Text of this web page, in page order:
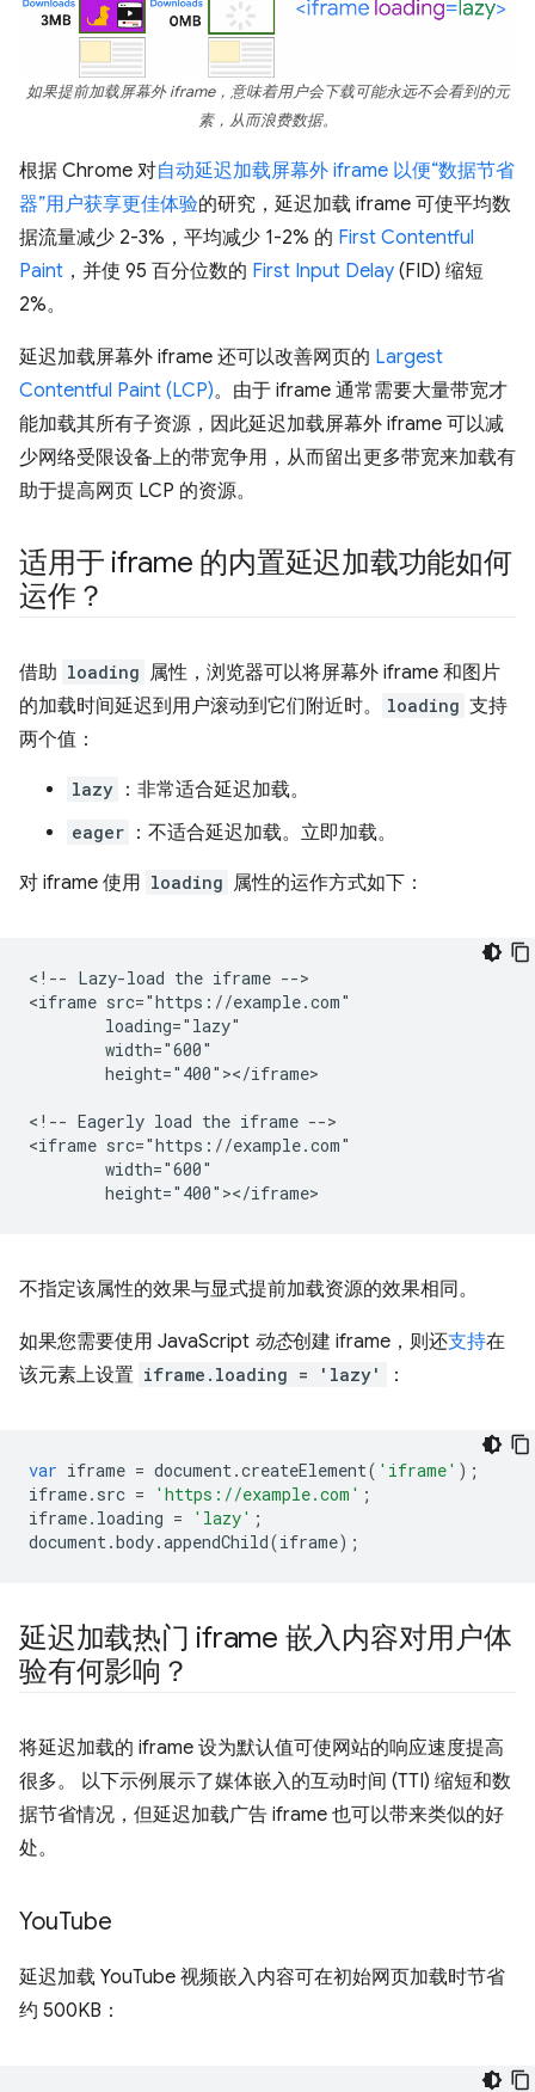
如果提前加载屏幕外 iframe，意味着用户会下载可能永远不会看到的元
素，从而浪费数据。
根据 Chrome 对自动延迟加载屏幕外 iframe 以便“数据节省
器”用户获享更佳体验的研究，延迟加载 iframe 可使平均数
据流量减少 2-3%，平均减少 1-2% 的 First Contentful
Paint ，并使 95 百分位数的 First Input Delay (FID) 缩短
2%。
延迟加载屏幕外 iframe 还可以改善网页的 Largest
Contentful Paint (LCP)。由于 iframe 通常需要大量带宽才
能加载其所有子资源，因此延迟加载屏幕外 iframe 可以减
少网络受限设备上的带宽争用，从而留出更多带宽来加载有
助于提高网页 LCP 的资源。
适用于 iframe 的内置延迟加载功能如何
运作？
借助 loading 属性，浏览器可以将屏幕外 iframe 和图片
的加载时间延迟到用户滚动到它们附近时。
loading 支持
两个值：
lazy ：非常适合延迟加载。
eager ：不适合延迟加载。立即加载。
对 iframe 使用 loading 属性的运作方式如下：
<!-- Lazy-load the iframe -->
<iframe src="https://example.com"
        loading="lazy"
        width="600"
        height="400"></iframe>
<!-- Eagerly load the iframe -->
<iframe src="https://example.com"
        width="600"
不指定该属性的效果与显式提前加载资源的效果相同。
如果您需要使用 JavaScript 动态创建 iframe，则还支持在
该元素上设置 iframe.loading = 'lazy' ：
var iframe = document.createElement( 'iframe' );
iframe. src = 'https://example.com' ;
iframe. loading = 'lazy' ;
document.body.appendChild(iframe);
延迟加载热门 iframe 嵌入内容对用户体
验有何影响？
将延迟加载的 iframe 设为默认值可使网站的响应速度提高
很多。 以下示例展示了媒体嵌入的互动时间 (TTI) 缩短和数
据节省情况，但延迟加载广告 iframe 也可以带来类似的好
处。
YouTube
延迟加载 YouTube 视频嵌入内容可在初始网页加载时节省
约 500KB：